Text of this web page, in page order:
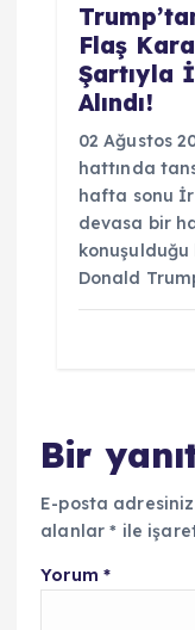
Flaş
Şartıyla
Alındı!
02 Ağustos
hattında
hafta sonu
devasa bir
konuşulduğu
Donald
Bir
E-posta
alanlar* ile
Yorum *